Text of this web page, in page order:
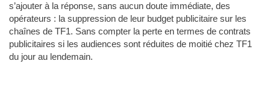
s’ajouter à la réponse, sans aucun doute immédiate, des
opérateurs : la suppression de leur budget publicitaire sur les
chaînes de TF1. Sans compter la perte en termes de contrats
publicitaires si les audiences sont réduites de moitié chez TF1
du jour au lendemain.